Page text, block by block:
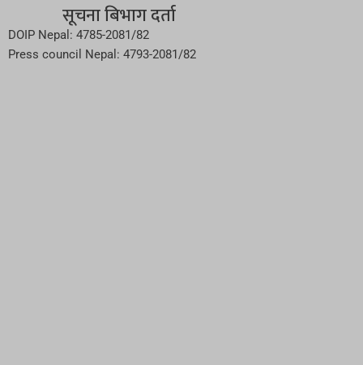
सूचना बिभाग दर्ता
DOIP Nepal: 4785-2081/82
Press council Nepal: 4793-2081/82